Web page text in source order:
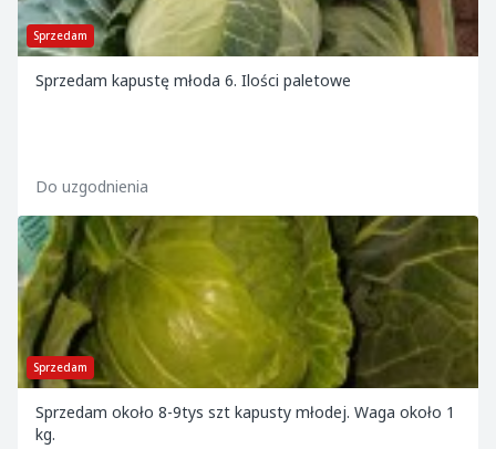
Sprzedam
Sprzedam kapustę młoda 6. Ilości paletowe
Do uzgodnienia
Sprzedam
Sprzedam około 8-9tys szt kapusty młodej. Waga około 1
kg.